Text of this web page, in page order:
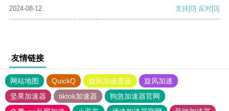
2024-08-12 支持[0] 反对[0]
友情链接
网站地图 QuickQ 旋风加速度器
旋风加速
坚果加速器
tiktok加速器
狗急加速器官网